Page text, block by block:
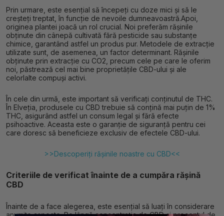
Prin urmare, este esențial să începeți cu doze mici și să le
creșteți treptat, în funcție de nevoile dumneavoastră.Apoi,
originea plantei joacă un rol crucial. Noi preferăm rășinile
obținute din cânepă cultivată fără pesticide sau substanțe
chimice, garantând astfel un produs pur. Metodele de extracție
utilizate sunt, de asemenea, un factor determinant. Rășinile
obținute prin extracție cu CO2, precum cele pe care le oferim
noi, păstrează cel mai bine proprietățile CBD-ului și ale
celorlalte compuși activi.
În cele din urmă, este important să verificați conținutul de THC.
În Elveția, produsele cu CBD trebuie să conțină mai puțin de 1%
THC, asigurând astfel un consum legal și fără efecte
psihoactive. Aceasta este o garanție de siguranță pentru cei
care doresc să beneficieze exclusiv de efectele CBD-ului.
>>Descoperiți rășinile noastre cu CBD<<
Criteriile de verificat înainte de a cumpăra rășină
CBD
Înainte de a face alegerea, este esențial să luați în considerare